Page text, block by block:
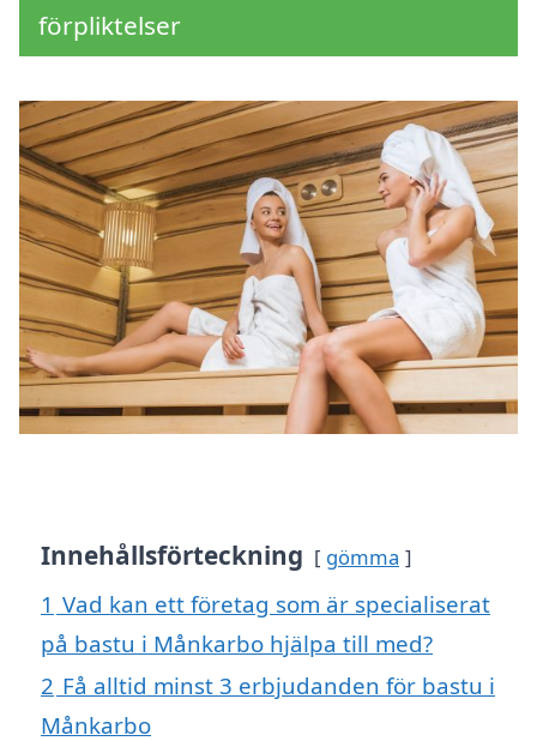
förpliktelser
Innehållsförteckning gömma
1 Vad kan ett företag som är specialiserat
på bastu i Månkarbo hjälpa till med?
2 Få alltid minst 3 erbjudanden för bastu i
Månkarbo